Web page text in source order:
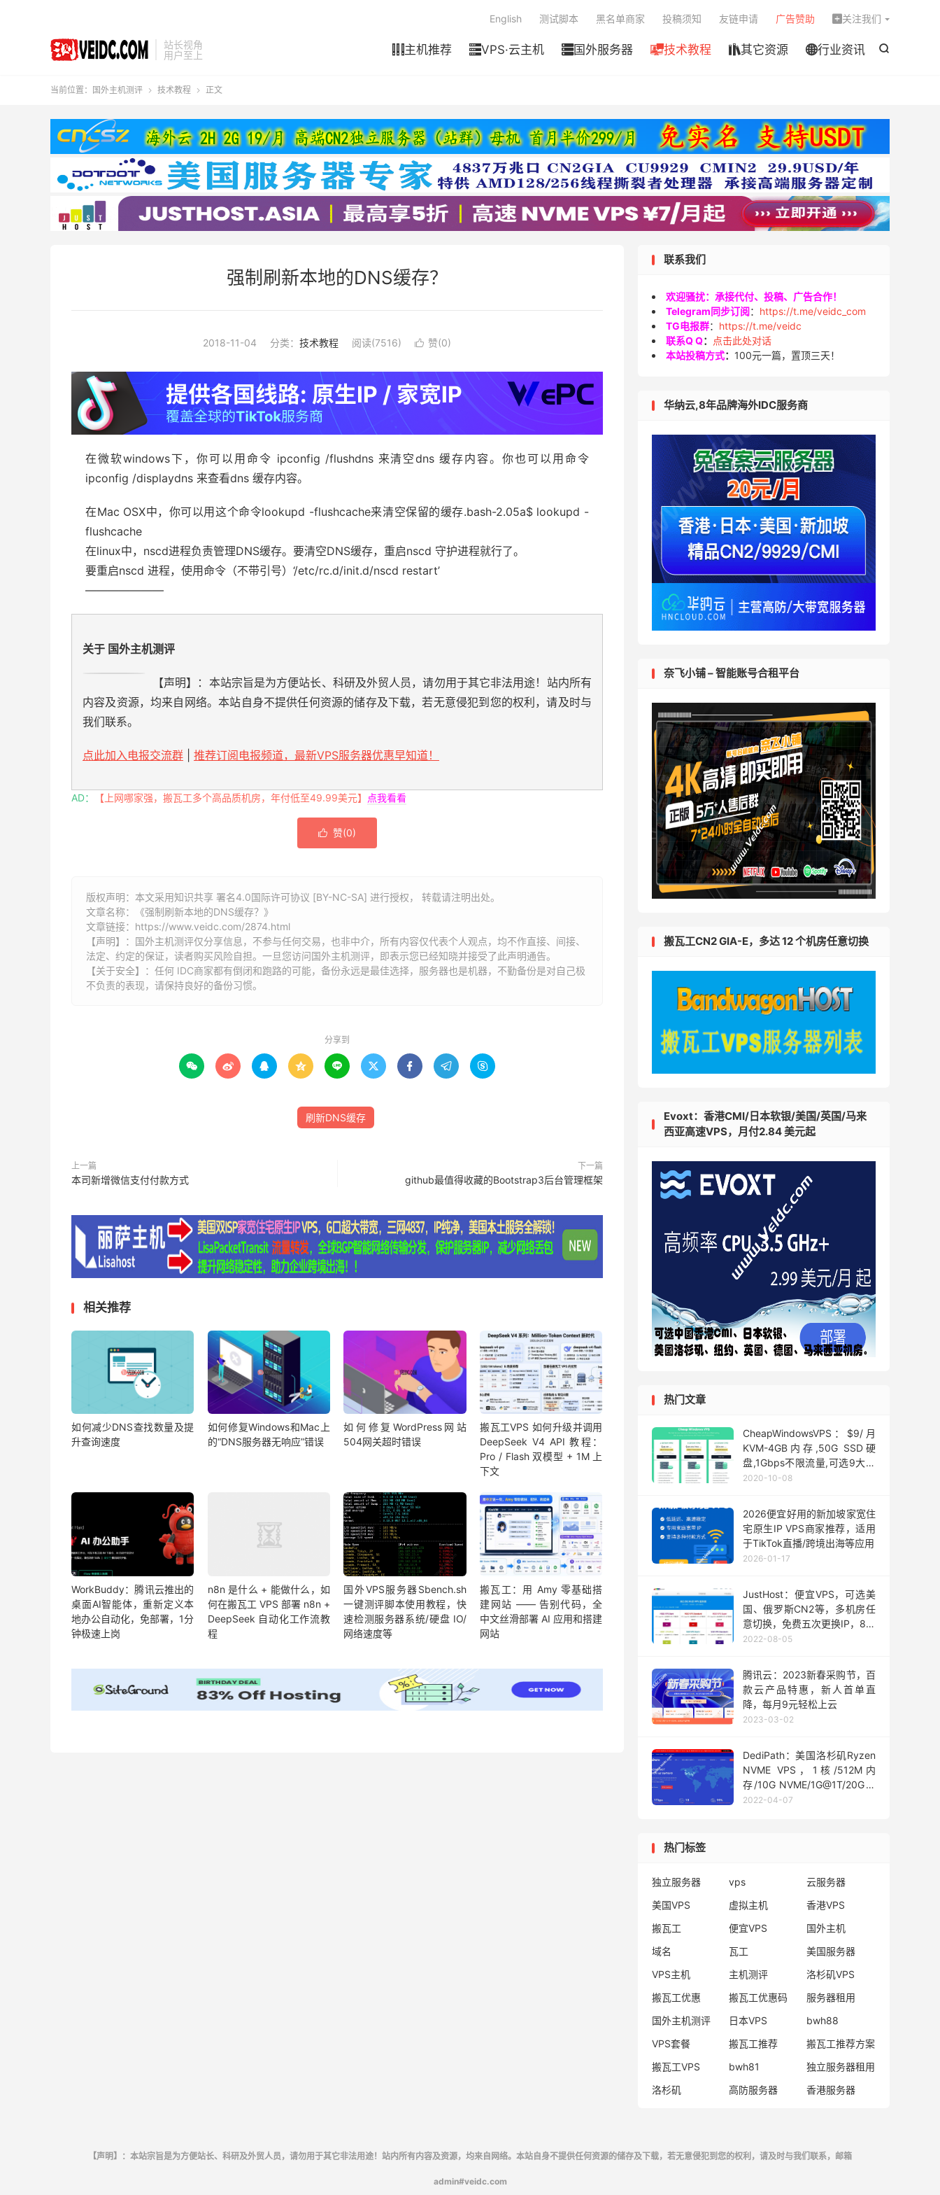
站长视角
用户至上

主机推荐 VPS·云主机 国外服务器 技术教程 其它资源 行业资讯
English 测试脚本 黑名单商家 投稿须知 友链申请 广告赞助  关注我们
当前位置： 国外主机测评  技术教程  正文
强制刷新本地的DNS缓存？
2018-11-04 分类： 技术教程 阅读(7516)  赞(0)
在微软windows下，你可以用命令 ipconfig /flushdns 来清空dns 缓存内容。你也可以用命令
ipconfig /displaydns 来查看dns 缓存内容。
在Mac OSX中，你可以用这个命令lookupd -flushcache来清空保留的缓存.bash-2.05a$ lookupd -
flushcache
在linux中，nscd进程负责管理DNS缓存。要清空DNS缓存，重启nscd 守护进程就行了。
要重启nscd 进程，使用命令（不带引号）‘/etc/rc.d/init.d/nscd restart’
———————
关于 国外主机测评
【声明】：本站宗旨是为方便站长、科研及外贸人员，请勿用于其它非法用途！站内所有
内容及资源，均来自网络。本站自身不提供任何资源的储存及下载，若无意侵犯到您的权利，请及时与
我们联系。
点此加入电报交流群 推荐订阅电报频道，最新VPS服务器优惠早知道！
AD： 【上网哪家强，搬瓦工多个高品质机房，年付低至49.99美元】 点我看看
 赞(0)
版权声明：本文采用知识共享 署名4.0国际许可协议 [BY-NC-SA] 进行授权， 转载请注明出处。
文章名称：《强制刷新本地的DNS缓存？》
文章链接： https://www.veidc.com/2874.html
【声明】：国外主机测评仅分享信息，不参与任何交易，也非中介，所有内容仅代表个人观点，均不作直接、间接、
法定、约定的保证，读者购买风险自担。一旦您访问国外主机测评，即表示您已经知晓并接受了此声明通告。
【关于安全】：任何 IDC商家都有倒闭和跑路的可能，备份永远是最佳选择，服务器也是机器，不勤备份是对自己极
不负责的表现，请保持良好的备份习惯。
分享到
        
刷新DNS缓存
上一篇
本司新增微信支付付款方式
下一篇
github最值得收藏的Bootstrap3后台管理框架
相关推荐
如何减少DNS查找数量及提
升查询速度
如何修复Windows和Mac上
的“DNS服务器无响应”错误
如何修复WordPress网站
504网关超时错误
搬瓦工VPS 如何升级并调用
DeepSeek V4 API 教程：
Pro / Flash 双模型 + 1M 上
下文
WorkBuddy：腾讯云推出的
桌面AI智能体，重新定义本
地办公自动化，免部署，1分
钟极速上岗
n8n 是什么 + 能做什么，如
何在搬瓦工 VPS 部署 n8n +
DeepSeek 自动化工作流教
程
国外VPS服务器Sbench.sh
一键测评脚本使用教程，快
速检测服务器系统/硬盘 IO/
网络速度等
搬瓦工：用 Amy 零基础搭
建网站 —— 告别代码，全
中文丝滑部署 AI 应用和搭建
网站
联系我们
欢迎骚扰：承接代付、投稿、广告合作！
Telegram同步订阅： https://t.me/veidc_com
TG电报群： https://t.me/veidc
联系Q Q：
点击此处对话
本站投稿方式： 100元一篇，置顶三天！
华纳云,8年品牌海外IDC服务商
奈飞小铺 – 智能账号合租平台
搬瓦工CN2 GIA-E，多达 12 个机房任意切换
Evoxt：香港CMI/日本软银/美国/英国/马来
西亚高速VPS，月付2.84 美元起
热门文章
CheapWindowsVPS：$9/月
KVM-4GB内存,50G SSD硬
盘,1Gbps不限流量,可选9大机
房
2020-10-08
2026便宜好用的新加坡家宽住
宅原生IP VPS商家推荐，适用
于TikTok直播/跨境出海等应用
2026-01-17
JustHost：便宜VPS，可选美
国、俄罗斯CN2等，多机房任
意切换，免费五次更换IP，8折
优惠，月付低至$1.96
2022-08-05
腾讯云：2023新春采购节，百
款云产品特惠，新人首单直
降，每月9元轻松上云
2023-03-02
DediPath：美国洛杉矶Ryzen
NVME VPS，1核/512M内
存/10G NVME/1G@1T/20G防
御，$44/年
2022-04-07
热门标签
独立服务器 vps
云服务器
美国VPS
虚拟主机
香港VPS
搬瓦工
便宜VPS
国外主机
域名
瓦工
美国服务器
VPS主机
主机测评
洛杉矶VPS
搬瓦工优惠
搬瓦工优惠码
服务器租用
国外主机测评
日本VPS
bwh88
VPS套餐
搬瓦工推荐
搬瓦工推荐方案
搬瓦工VPS
bwh81
独立服务器租用
洛杉矶
高防服务器 香港服务器
【声明】：本站宗旨是为方便站长、科研及外贸人员，请勿用于其它非法用途！站内所有内容及资源，均来自网络。本站自身不提供任何资源的储存及下载，若无意侵犯到您的权利，请及时与我们联系，邮箱
admin#veidc.com